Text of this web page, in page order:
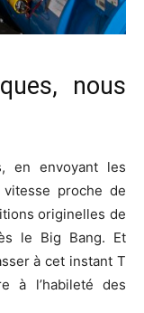
nous
en envoyant les
proche de
originelles de
le Big Bang. Et
à cet instant T
à l’habileté des